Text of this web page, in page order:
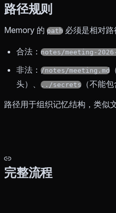
路径规则
Memory 的 path 必须是相对路
合法： notes/meeting-
非法： /notes/meeting.md
头）、
../secrets （不能
路径用于组织记忆结构，类似
完整流程